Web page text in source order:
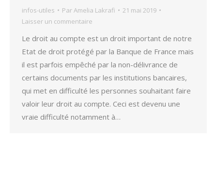
infos-utiles ParAmelia Lakrafi
21 mai 2019
Laisser un commentaire
Le droit au compte est un droit important de notre
Etat de droit protégé par la Banque de France mais
il est parfois empêché par la non-délivrance de
certains documents par les institutions bancaires,
qui met en difficulté les personnes souhaitant faire
valoir leur droit au compte. Ceci est devenu une
vraie difficulté notamment à…